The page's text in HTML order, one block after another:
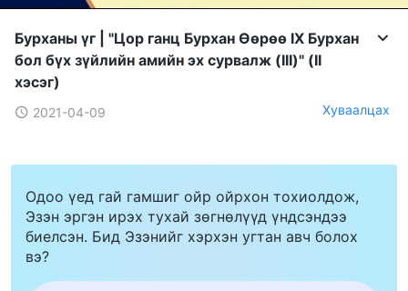
Бурханы үг | "Цор ганц Бурхан Өөрөө IX Бурхан
бол бүх зүйлийн амийн эх сурвалж (III)" (II
хэсэг)
2021-04-09 Хуваалцах
Одоо үед гай гамшиг ойр ойрхон тохиолдож,
Эзэн эргэн ирэх тухай зөгнөлүүд үндсэндээ
биелсэн. Бид Эзэнийг хэрхэн угтан авч болох
вэ?